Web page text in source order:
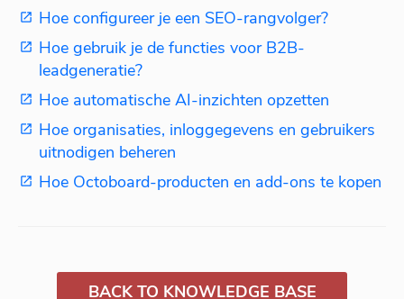
Hoe configureer je een SEO-rangvolger?
Hoe gebruik je de functies voor B2B-
leadgeneratie?
Hoe automatische AI-inzichten opzetten
Hoe organisaties, inloggegevens en gebruikers
uitnodigen beheren
Hoe Octoboard-producten en add-ons te kopen
BACK TO KNOWLEDGE BASE